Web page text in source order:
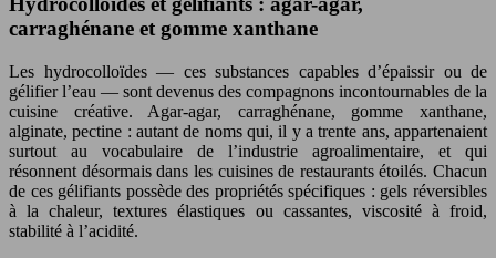
carraghénane et gomme xanthane
Les hydrocolloïdes — ces substances capables d’épaissir ou de
gélifier l’eau — sont devenus des compagnons incontournables de la
cuisine créative. Agar-agar, carraghénane, gomme xanthane,
alginate, pectine : autant de noms qui, il y a trente ans, appartenaient
surtout au vocabulaire de l’industrie agroalimentaire, et qui
résonnent désormais dans les cuisines de restaurants étoilés. Chacun
de ces gélifiants possède des propriétés spécifiques : gels réversibles
à la chaleur, textures élastiques ou cassantes, viscosité à froid,
stabilité à l’acidité.